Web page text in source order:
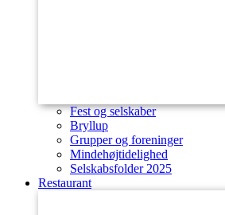
Fest og selskaber
Bryllup
Grupper og foreninger
Mindehøjtidelighed
Selskabsfolder 2025
Restaurant